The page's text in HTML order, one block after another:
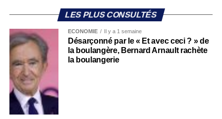
LES PLUS CONSULTÉS
ECONOMIE Il y a 1 semaine
Désarçonné par le « Et avec ceci ? » de
la boulangère, Bernard Arnault rachète
la boulangerie